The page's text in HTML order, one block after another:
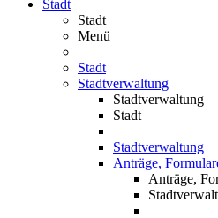
Stadt
Stadt
Menü
Stadt
Stadtverwaltung
Stadtverwaltung
Stadt
Stadtverwaltung
Anträge,
Anträge,